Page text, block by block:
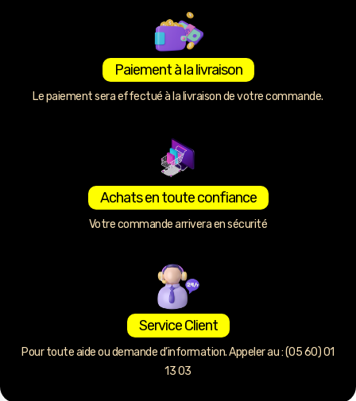
Paiement à la livraison
Le paiement sera effectué à la livraison de votre commande.
Achats en toute confiance
Votre commande arrivera en sécurité
Service Client
Pour toute aide ou demande d’information. Appeler au : (05 60) 01
13 03